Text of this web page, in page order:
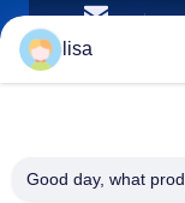
E-mail
Telefoon
lisa
Good day, what